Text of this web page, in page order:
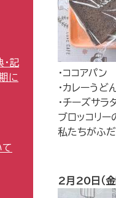
・ココアパン
・カレーうど
・チーズサラ
ブロッコリー
私たちがふだ
2月20日（金
記
に